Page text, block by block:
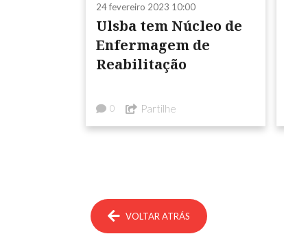
24 fevereiro 2023 10:00
Ulsba tem Núcleo de
Enfermagem de
Reabilitação
0 Partilhe
VOLTAR ATRÁS